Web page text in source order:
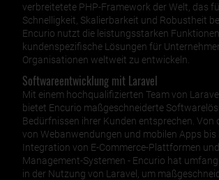
verbreitetete PHP-Framework der Welt, das
Schnelligkeit, Skalierbarkeit und Robustheit
Encurio nutzt die leistungsstarken
kundenspezifische Lösungen für
Organisationen weltweit zu entwickeln.
Softwareentwicklung mit Laravel
Mit einem hochqualifizierten Team von
bietet Encurio maßgeschneiderte
Bedürfnissen ihrer Kunden entsprechen. Von
von Webanwendungen und mobilen Apps bis
Integration von E-Commerce-Plattformen
Management-Systemen - Encurio hat
in der Nutzung von Laravel, um